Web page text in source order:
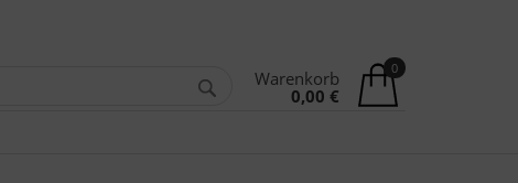
0
Warenkorb
0,00 €